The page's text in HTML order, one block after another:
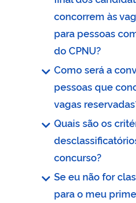
concorrem às
para pessoas
do CPNU?
Como será a
pessoas que
vagas
Quais são os
concurso?
Se eu não for
para o meu